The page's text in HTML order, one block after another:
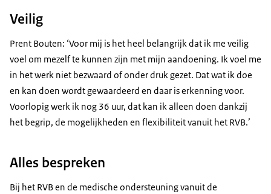
Veilig
Prent Bouten: ‘Voor mij is het heel belangrijk dat ik me veilig
voel om mezelf te kunnen zijn met mijn aandoening. Ik voel me
in het werk niet bezwaard of onder druk gezet. Dat wat ik doe
en kan doen wordt gewaardeerd en daar is erkenning voor.
Voorlopig werk ik nog 36 uur, dat kan ik alleen doen dankzij
het begrip, de mogelijkheden en flexibiliteit vanuit het RVB.’
Alles bespreken
Bij het RVB en de medische ondersteuning vanuit de